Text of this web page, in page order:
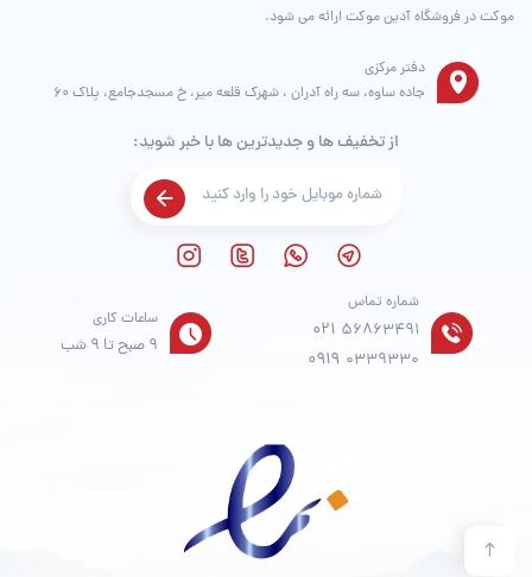
موکت در فروشگاه آدین موکت ارائه می شود.
شماره تماس
021 56863491
0919 0339330
ساعات کاری
9 صبح تا 9 شب
دفتر مرکزی
جاده ساوه، سه راه آدران ، شهرک قلعه میر، خ مسجدجامع، پلاک 60
از تخفیف ها و جدیدترین ها با خبر شوید: